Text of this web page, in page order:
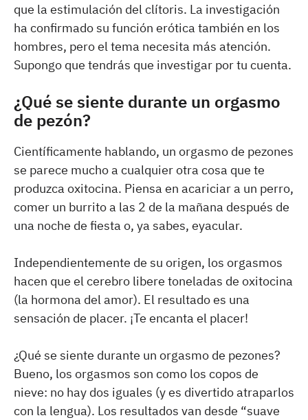
que la estimulación del clítoris. La investigación
ha confirmado su función erótica también en los
hombres, pero el tema necesita más atención.
Supongo que tendrás que investigar por tu cuenta.
¿Qué se siente durante un orgasmo
de pezón?
Científicamente hablando, un orgasmo de pezones
se parece mucho a cualquier otra cosa que te
produzca oxitocina. Piensa en acariciar a un perro,
comer un burrito a las 2 de la mañana después de
una noche de fiesta o, ya sabes, eyacular.
Independientemente de su origen, los orgasmos
hacen que el cerebro libere toneladas de oxitocina
(la hormona del amor). El resultado es una
sensación de placer. ¡Te encanta el placer!
¿Qué se siente durante un orgasmo de pezones?
Bueno, los orgasmos son como los copos de
nieve: no hay dos iguales (y es divertido atraparlos
con la lengua). Los resultados van desde “suave